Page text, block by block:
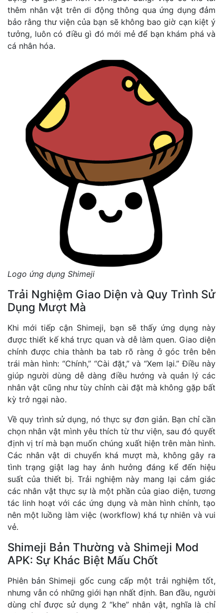
thêm nhân vật trên di động thông qua ứng dụng đảm
bảo rằng thư viện của bạn sẽ không bao giờ cạn kiệt ý
tưởng, luôn có điều gì đó mới mẻ để bạn khám phá và
cá nhân hóa.
Logo ứng dụng Shimeji
Trải Nghiệm Giao Diện và Quy Trình Sử
Dụng Mượt Mà
Khi mới tiếp cận Shimeji, bạn sẽ thấy ứng dụng này
được thiết kế khá trực quan và dễ làm quen. Giao diện
chính được chia thành ba tab rõ ràng ở góc trên bên
trái màn hình: “Chính,” “Cài đặt,” và “Xem lại.” Điều này
giúp người dùng dễ dàng điều hướng và quản lý các
nhân vật cũng như tùy chỉnh cài đặt mà không gặp bất
kỳ trở ngại nào.
Về quy trình sử dụng, nó thực sự đơn giản. Bạn chỉ cần
chọn nhân vật mình yêu thích từ thư viện, sau đó quyết
định vị trí mà bạn muốn chúng xuất hiện trên màn hình.
Các nhân vật di chuyển khá mượt mà, không gây ra
tình trạng giật lag hay ảnh hưởng đáng kể đến hiệu
suất của thiết bị. Trải nghiệm này mang lại cảm giác
các nhân vật thực sự là một phần của giao diện, tương
tác linh hoạt với các ứng dụng và màn hình chính, tạo
nên một luồng làm việc (workflow) khá tự nhiên và vui
vẻ.
Shimeji Bản Thường và Shimeji Mod
APK: Sự Khác Biệt Mấu Chốt
Phiên bản Shimeji gốc cung cấp một trải nghiệm tốt,
nhưng vẫn có những giới hạn nhất định. Ban đầu, người
dùng chỉ được sử dụng 2 “khe” nhân vật, nghĩa là chỉ